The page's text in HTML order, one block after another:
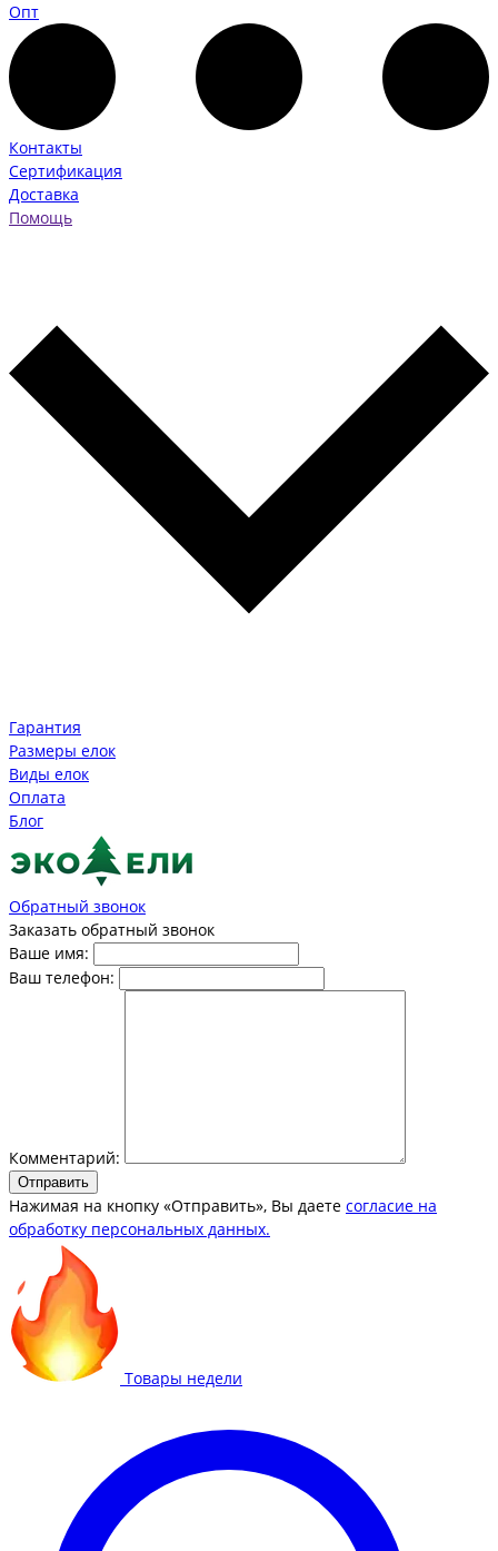
Опт
Контакты
Сертификация
Доставка
Помощь
Гарантия
Размеры елок
Виды елок
Оплата
Блог
Обратный звонок
Заказать обратный звонок
Ваше имя:
Ваш телефон:
Комментарий:
Отправить
Нажимая на кнопку «Отправить», Вы даете согласие на
обработку персональных данных.
Товары недели